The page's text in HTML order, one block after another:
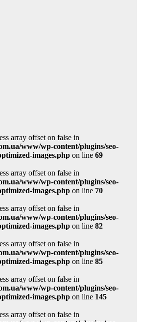
array offset on false in
www/wp-content/plugins/seo-
images.php on line 69
array offset on false in
www/wp-content/plugins/seo-
images.php on line 70
array offset on false in
www/wp-content/plugins/seo-
images.php on line 82
array offset on false in
www/wp-content/plugins/seo-
images.php on line 85
array offset on false in
www/wp-content/plugins/seo-
images.php on line 145
array offset on false in